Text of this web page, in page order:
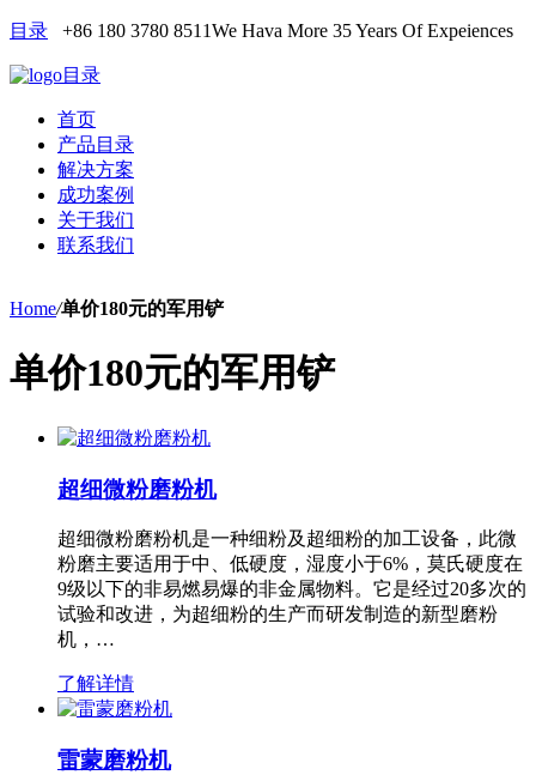
目录 +86 180 3780 8511We Hava More 35 Years Of Expeiences
目录
首页
产品目录
解决方案
成功案例
关于我们
联系我们
Home/单价180元的军用铲
单价180元的军用铲
超细微粉磨粉机
超细微粉磨粉机是一种细粉及超细粉的加工设备，此微
粉磨主要适用于中、低硬度，湿度小于6%，莫氏硬度在
9级以下的非易燃易爆的非金属物料。它是经过20多次的
试验和改进，为超细粉的生产而研发制造的新型磨粉
机，…
了解详情
雷蒙磨粉机